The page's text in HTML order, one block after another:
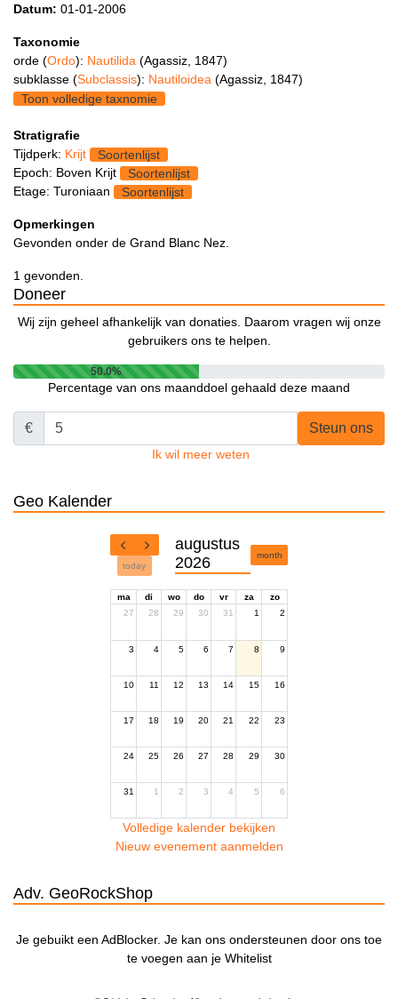
Datum: 01-01-2006
Taxonomie
orde (Ordo): Nautilida (Agassiz, 1847)
subklasse (Subclassis): Nautiloidea (Agassiz, 1847)
Toon volledige taxnomie
Stratigrafie
Tijdperk: Krijt
Soortenlijst
Epoch: Boven Krijt
Soortenlijst
Etage: Turoniaan
Soortenlijst
Opmerkingen
Gevonden onder de Grand Blanc Nez.
1 gevonden.
Doneer
Wij zijn geheel afhankelijk van donaties. Daarom vragen wij onze
gebruikers ons te helpen.
50.0%
Percentage van ons maanddoel gehaald deze maand
€ Steun ons
Ik wil meer weten
Geo Kalender
today
augustus
2026
month
ma di wo do vr za
zo
27
28 29 30 31 1 2
3 4 5 6 7 8 9
10 11 12 13 14 15 16
17 18 19 20 21 22 23
24 25 26 27 28 29 30
31 1 2 3 4 5 6
Volledige kalender bekijken
Nieuw evenement aanmelden
Adv. GeoRockShop
Je gebuikt een AdBlocker. Je kan ons ondersteunen door ons toe
te voegen aan je Whitelist